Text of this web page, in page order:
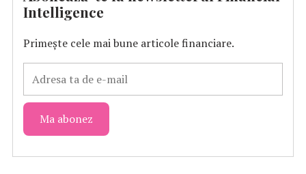
Intelligence
Primește cele mai bune articole financiare.